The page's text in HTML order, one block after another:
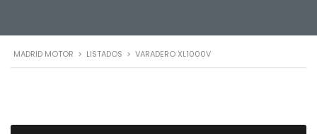
MADRID MOTOR > LISTADOS > VARADERO XL1000V